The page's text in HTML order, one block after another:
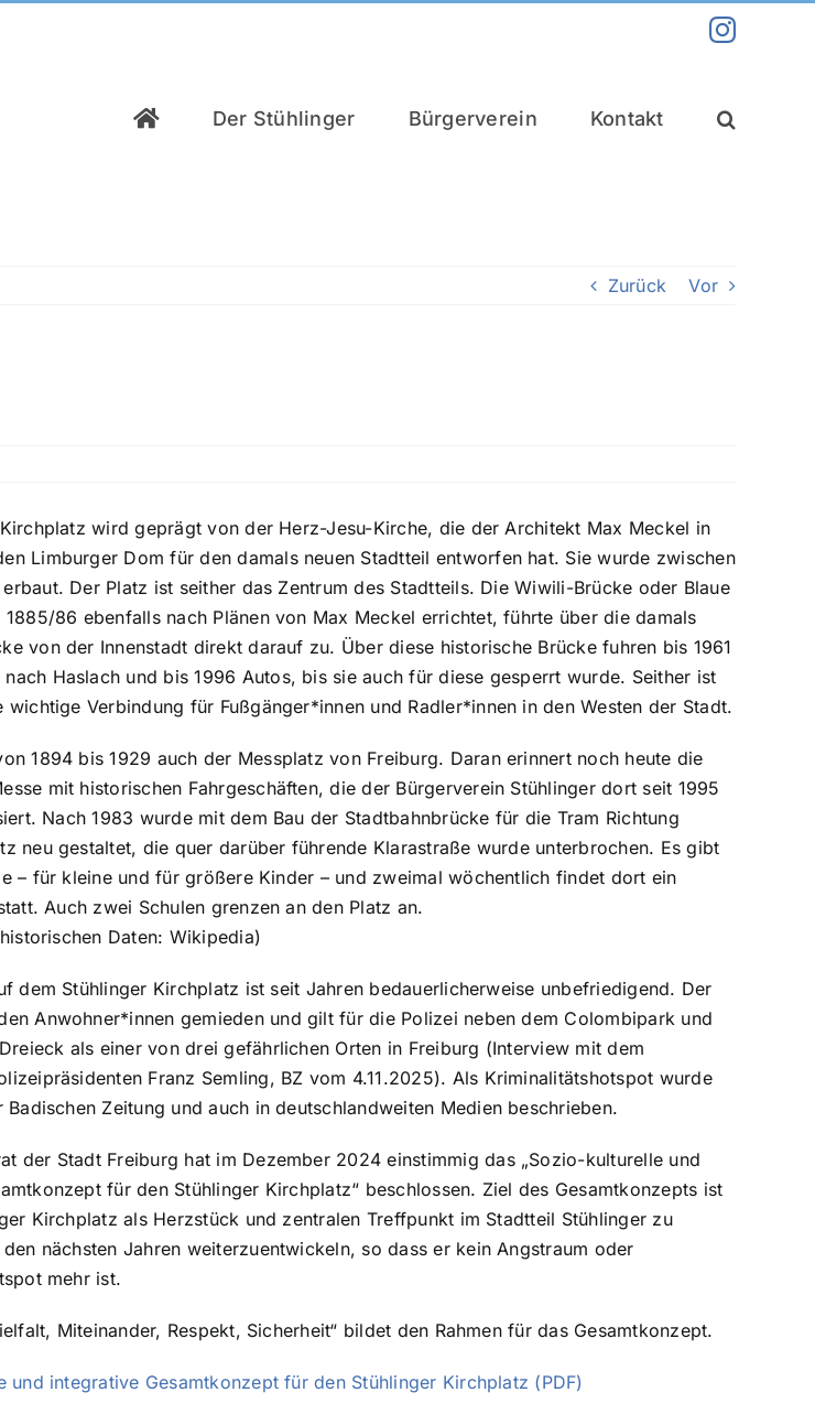
Der Stühlinger Bürgerverein Kontakt
Zurück Vor
wird geprägt von der Herz-Jesu-Kirche, die der Architekt Max Meckel in
Limburger Dom für den damals neuen Stadtteil entworfen hat. Sie wurde zwischen
Der Platz ist seither das Zentrum des Stadtteils. Die Wiwili-Brücke oder Blaue
1885/86 ebenfalls nach Plänen von Max Meckel errichtet, führte über die damals
von der Innenstadt direkt darauf zu. Über diese historische Brücke fuhren bis 1961
nach Haslach und bis 1996 Autos, bis sie auch für diese gesperrt wurde. Seither ist
wichtige Verbindung für Fußgänger*innen und Radler*innen in den Westen der Stadt.
1894 bis 1929 auch der Messplatz von Freiburg. Daran erinnert noch heute die
mit historischen Fahrgeschäften, die der Bürgerverein Stühlinger dort seit 1995
Nach 1983 wurde mit dem Bau der Stadtbahnbrücke für die Tram Richtung
neu gestaltet, die quer darüber führende Klarastraße wurde unterbrochen. Es gibt
– für kleine und für größere Kinder – und zweimal wöchentlich findet dort ein
Auch zwei Schulen grenzen an den Platz an.
Daten: Wikipedia)
dem Stühlinger Kirchplatz ist seit Jahren bedauerlicherweise unbefriedigend. Der
Anwohner*innen gemieden und gilt für die Polizei neben dem Colombipark und
als einer von drei gefährlichen Orten in Freiburg (Interview mit dem
Franz Semling, BZ vom 4.11.2025). Als Kriminalitätshotspot wurde
Zeitung und auch in deutschlandweiten Medien beschrieben.
der Stadt Freiburg hat im Dezember 2024 einstimmig das „Sozio-kulturelle und
für den Stühlinger Kirchplatz“ beschlossen. Ziel des Gesamtkonzepts ist
Kirchplatz als Herzstück und zentralen Treffpunkt im Stadtteil Stühlinger zu
nächsten Jahren weiterzuentwickeln, so dass er kein Angstraum oder
mehr ist.
Miteinander, Respekt, Sicherheit“ bildet den Rahmen für das Gesamtkonzept.
und integrative Gesamtkonzept für den Stühlinger Kirchplatz (PDF)